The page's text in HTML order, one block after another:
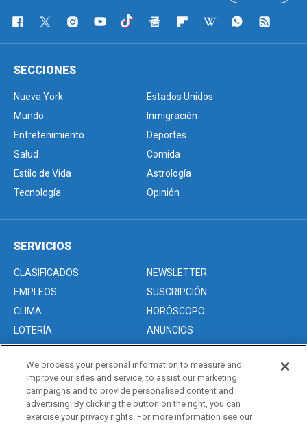
SECCIONES
Nueva York
Estados Unidos
Mundo
Inmigración
Entretenimiento
Deportes
Salud
Comida
Estilo de Vida
Astrología
Tecnología
Opinión
SERVICIOS
CLASIFICADOS
NEWSLETTER
EMPLEOS
SUSCRIPCIÓN
CLIMA
HORÓSCOPO
LOTERÍA
ANUNCIOS
Acerca de nosotros
Advertise with Us/Anuncios
Politica de Privacidad
We process your personal information to measure and
improve our sites and service, to assist our marketing
campaigns and to provide personalised content and
advertising. By clicking the button on the right, you can
exercise your privacy rights. For more information see our